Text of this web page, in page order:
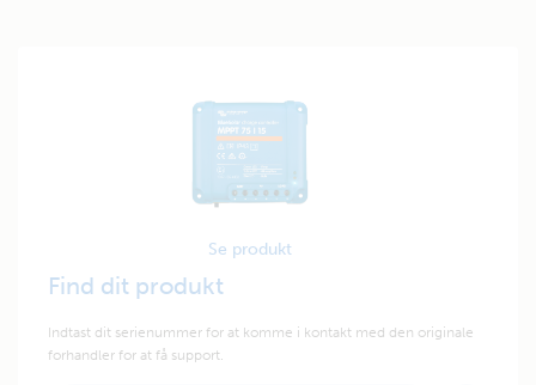
Se produkt
Find dit produkt
Indtast dit serienummer for at komme i kontakt med den originale
forhandler for at få support.